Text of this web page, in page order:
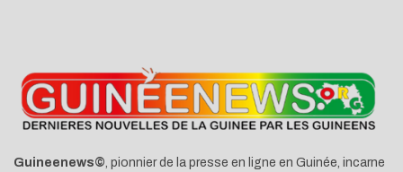
Guineenews©, pionnier de la presse en ligne en Guinée, incarne